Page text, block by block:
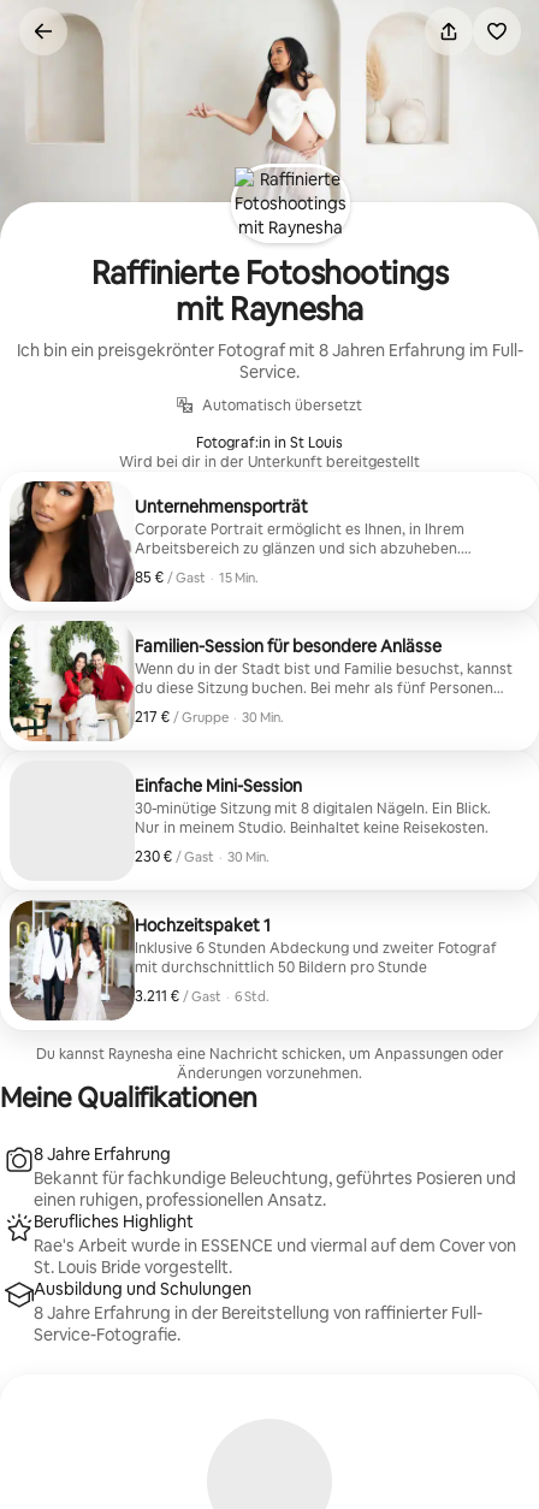
Inhalten
springen
Raffinierte Fotoshootings
mit Raynesha
Ich bin ein preisgekrönter Fotograf mit 8 Jahren Erfahrung im Full-
Service.
Automatisch übersetzt
Fotograf:in in St Louis
Wird bei dir in der Unterkunft bereitgestellt
Unternehmensporträt
Corporate Portrait ermöglicht es Ihnen, in Ihrem
Arbeitsbereich zu glänzen und sich abzuheben.
Beinhaltet 1 Bild und eine 15-minütige Sitzung
85 € / Gast
85 € pro Gast
, · 15 Min.
Familien-Session für besondere Anlässe
Wenn du in der Stadt bist und Familie besuchst, kannst
du diese Sitzung buchen. Bei mehr als fünf Personen
werden Gebühren aufgrund der zusätzlichen Zeit
erhoben. Die Digitalen beginnen bei 8.
217 € / Gruppe
217 € pro Gruppe
, · 30 Min.
Einfache Mini-Session
30-minütige Sitzung mit 8 digitalen Nägeln. Ein Blick.
Nur in meinem Studio. Beinhaltet keine Reisekosten.
230 € / Gast
230 € pro Gast
, · 30 Min.
Hochzeitspaket 1
Inklusive 6 Stunden Abdeckung und zweiter Fotograf
mit durchschnittlich 50 Bildern pro Stunde
3.211 € / Gast
3.211 € pro Gast
, · 6 Std.
Du kannst Raynesha eine Nachricht schicken, um Anpassungen oder
Änderungen vorzunehmen.
Meine Qualifikationen
8 Jahre Erfahrung
Bekannt für fachkundige Beleuchtung, geführtes Posieren und
einen ruhigen, professionellen Ansatz.
Berufliches Highlight
Rae's Arbeit wurde in ESSENCE und viermal auf dem Cover von
St. Louis Bride vorgestellt.
Ausbildung und Schulungen
8 Jahre Erfahrung in der Bereitstellung von raffinierter Full-
Service-Fotografie.